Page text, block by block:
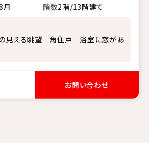
月 階数2階/13階建て
の見える眺望 角住戸 浴室に窓があ
お問い合わせ